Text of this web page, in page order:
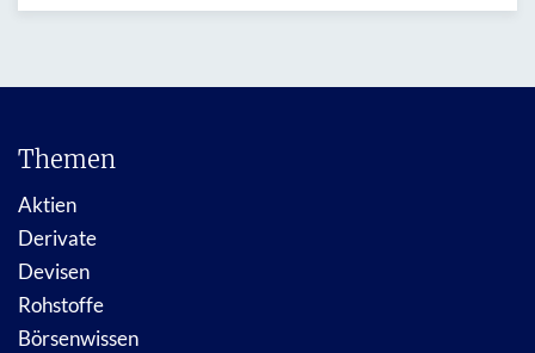
Themen
Aktien
Derivate
Devisen
Rohstoffe
Börsenwissen